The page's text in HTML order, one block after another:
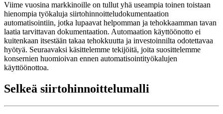
Viime vuosina markkinoille on tullut yhä useampia toinen toistaan
hienompia työkaluja siirtohinnoitteludokumentaation
automatisointiin, jotka lupaavat helpomman ja tehokkaamman tavan
laatia tarvittavan dokumentaation. Automaation käyttöönotto ei
kuitenkaan itsestään takaa tehokkuutta ja investoinnilta odotettavaa
hyötyä. Seuraavaksi käsittelemme tekijöitä, joita suosittelemme
konsernien huomioivan ennen automatisointityökalujen
käyttöönottoa.
Selkeä siirtohinnoittelumalli